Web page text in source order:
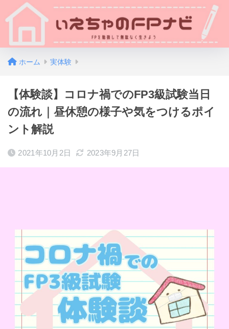
ホーム 実体験
【体験談】コロナ禍でのFP3級試験当日
の流れ｜昼休憩の様子や気をつけるポイ
ント解説
2021年10月2日 2023年9月27日